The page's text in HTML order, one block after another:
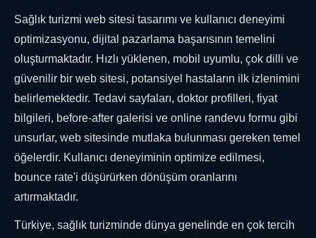
Sağlık turizmi web sitesi tasarımı ve kullanıcı deneyimi
optimizasyonu, dijital pazarlama başarısının temelini
oluşturmaktadır. Hızlı yüklenen, mobil uyumlu, çok dilli ve
güvenilir bir web sitesi, potansiyel hastaların ilk izlenimini
belirlemektedir. Tedavi sayfaları, doktor profilleri, fiyat
bilgileri, before-after galerisi ve online randevu formu gibi
unsurlar, web sitesinde mutlaka bulunması gereken temel
öğelerdir. Kullanıcı deneyiminin optimize edilmesi,
bounce rate'i düşürürken dönüşüm oranlarını
artırmaktadır.
Türkiye, sağlık turizminde dünya genelinde en çok tercih